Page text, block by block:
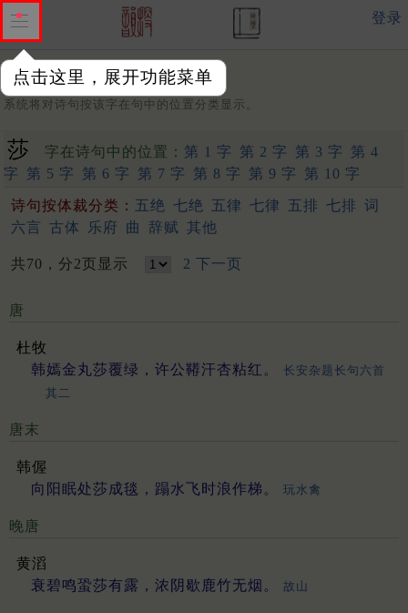
点击这里，展开功能菜单
登录
字：
系统将对诗句按该字在句中的位置分类显示。
莎 字在诗句中的位置： 第 1 字 第 2 字 第 3 字
第 4
字
第 5 字 第 6 字 第 7 字 第 8 字 第 9 字 第 10 字
诗句按体裁分类： 五绝 七绝 五律 七律 五排 七排 词
六言 古体 乐府 曲 辞赋 其他
共70，分2页显示 2 下一页
唐
杜牧
韩嫣金丸莎覆绿，许公鞯汗杏粘红。
长安杂题长句六首
其二
唐末
韩偓
向阳眠处莎成毯，蹋水飞时浪作梯。
玩水禽
晚唐
黄滔
衰碧鸣蛩莎有露，浓阴歇鹿竹无烟。
故山